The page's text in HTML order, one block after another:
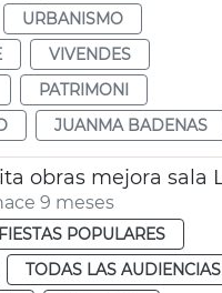
URBANISMO
VIVENDES
PATRIMONI
JUANMA BADENAS
9 meses
POPULARES
TODAS LAS AUDIENCIAS